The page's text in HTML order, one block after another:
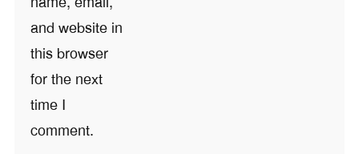
and website in
this browser
for the next
time I
comment.